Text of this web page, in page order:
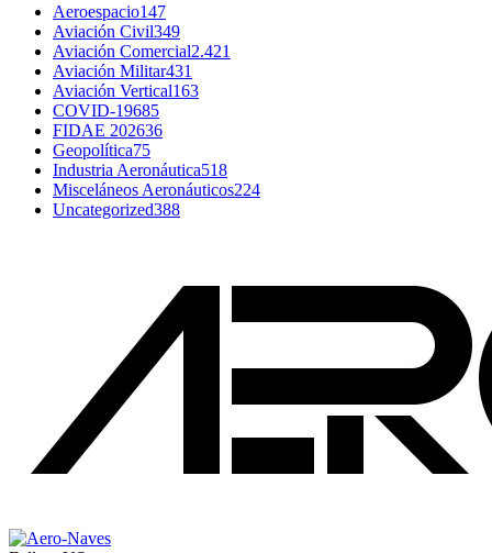
Aeroespacio147
Aviación Civil349
Aviación Comercial2.421
Aviación Militar431
Aviación Vertical163
COVID-19685
FIDAE 202636
Geopolítica75
Industria Aeronáutica518
Misceláneos Aeronáuticos224
Uncategorized388